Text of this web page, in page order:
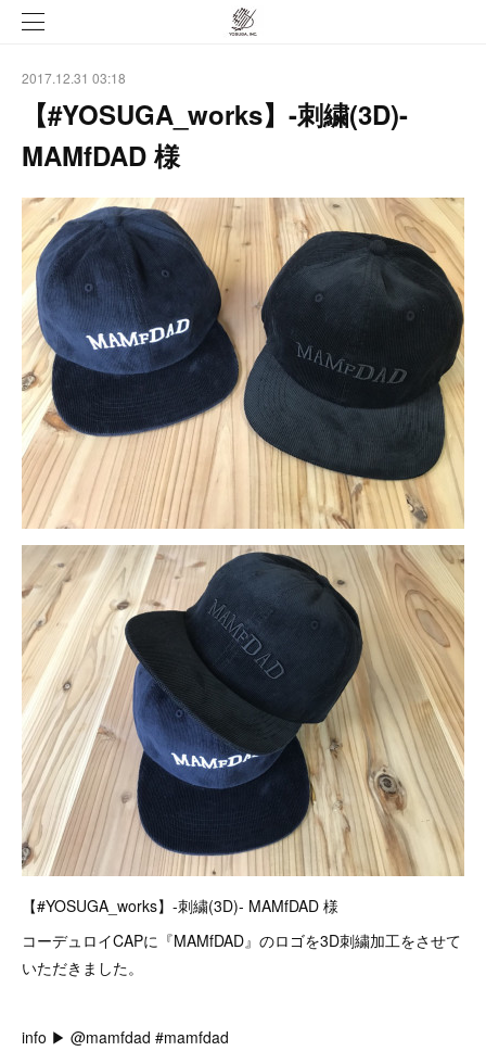
2017.12.31 03:18
【#YOSUGA_works】-刺繍(3D)-
MAMfDAD 様
【#YOSUGA_works】-刺繍(3D)- MAMfDAD 様
コーデュロイCAPに『MAMfDAD』のロゴを3D刺繍加工をさせて
いただきました。
info ▶︎ @mamfdad #mamfdad